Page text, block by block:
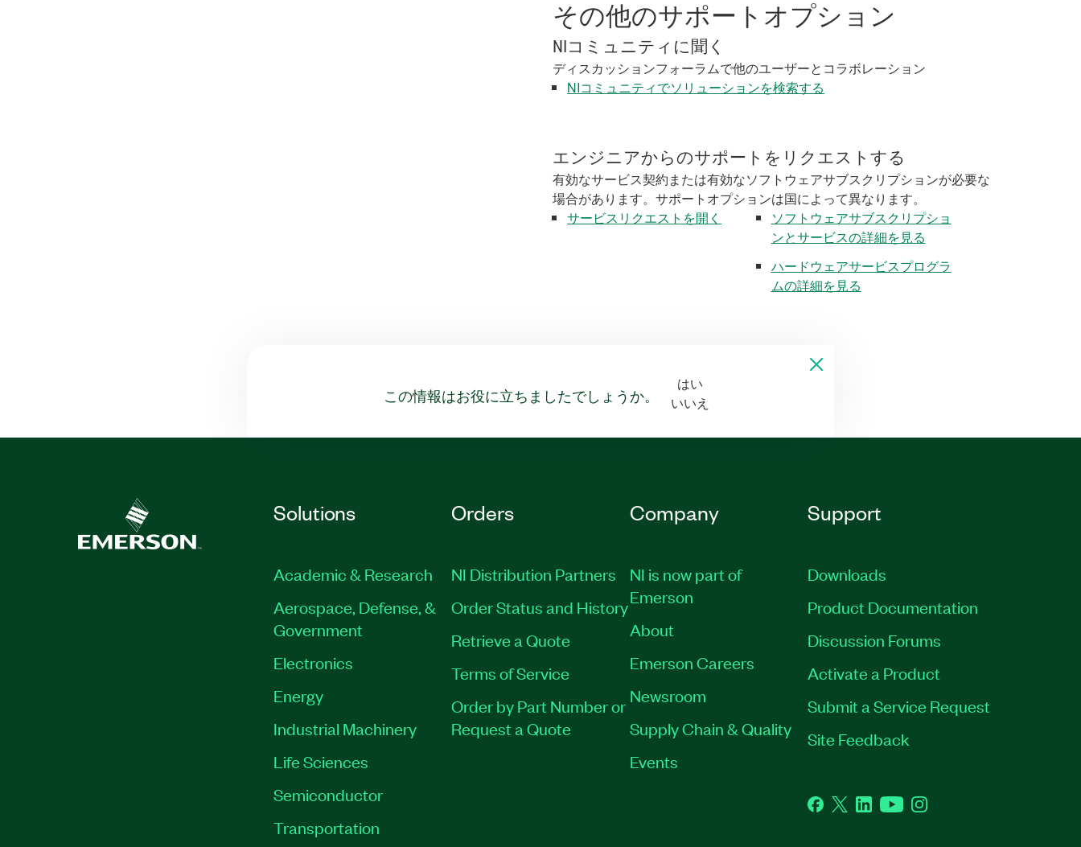
その他のサポートオプション
NIコミュニティに聞く
ディスカッションフォーラムで他のユーザーとコラボレーション
NIコミュニティでソリューションを検索する
エンジニアからのサポートをリクエストする
有効なサービス契約または有効なソフトウェアサブスクリプションが必要な
場合があります。サポートオプションは国によって異なります。
サービスリクエストを開く
ソフトウェアサブスクリプショ
ンとサービスの詳細を見る
ハードウェアサービスプログラ
ムの詳細を見る
この情報はお役に立ちましたでしょうか。
はい
いいえ
Solutions
Academic & Research
Aerospace, Defense, &
Government
Electronics
Energy
Industrial Machinery
Life Sciences
Semiconductor
Transportation
Orders
NI Distribution Partners
Order Status and History
Retrieve a Quote
Terms of Service
Order by Part Number or
Request a Quote
Company
NI is now part of
Emerson
About
Emerson Careers
Newsroom
Supply Chain & Quality
Events
Support
Downloads
Product Documentation
Discussion Forums
Activate a Product
Submit a Service Request
Site Feedback
Facebook
TwitterLinkedInYouTubeInstagram